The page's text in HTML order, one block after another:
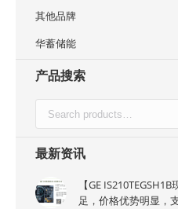
其他品牌
华蓄储能
产品搜索
最新资讯
【GE
足，价格优势明显，